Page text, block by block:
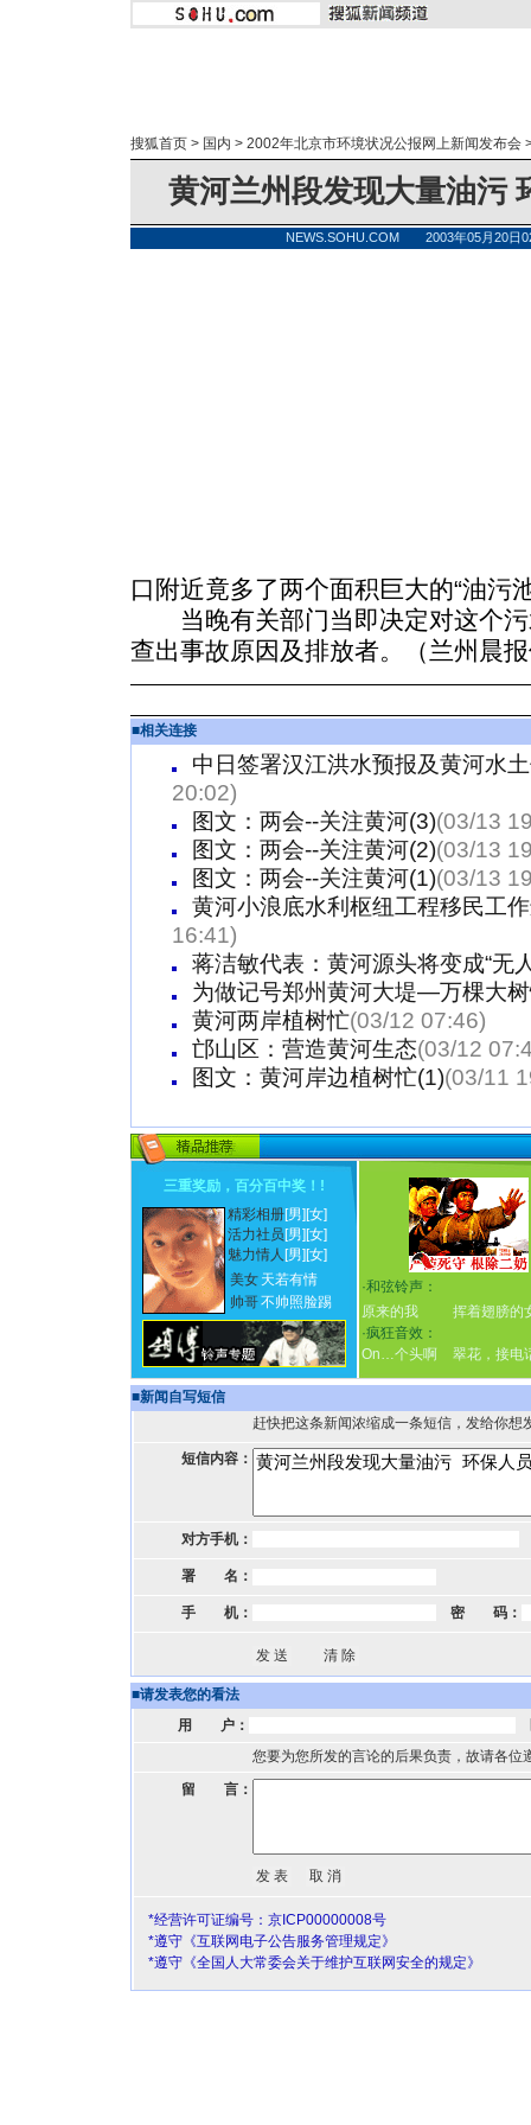
搜狐首页 > 国内 > 2002年北京市环境状况公报网上新闻发布会
黄河兰州段发现大量油污
NEWS.SOHU.COM 2003年05月20
口附近竟多了两个面积巨大的“油污
当晚有关部门当即决定对这个污
查出事故原因及排放者。（兰州晨
■相关连接
中日签署汉江洪水预报及黄河水
20:02)
图文：两会--关注黄河(3)(03/13
图文：两会--关注黄河(2)(03/13
图文：两会--关注黄河(1)(03/13
黄河小浪底水利枢纽工程移民工
16:41)
蒋洁敏代表：黄河源头将变成“无
为做记号郑州黄河大堤—万棵大树
黄河两岸植树忙(03/12 07:46)
邙山区：营造黄河生态(03/12
图文：黄河岸边植树忙(1)(03/11
三重奖励，百分百中奖！ !
精彩相册[男] [女]
活力社员 [男] [女]
魅力情人 [男] [女]
美女 天若有情
帅哥不帅照脸踢
·和弦铃声：
原来的我
挥着翅膀的
·疯狂音效：
On…个头啊
翠花，接
■新闻自写短信
赶快把这条新闻浓缩成一条短信，发给你想
短信内容：
对方手机：
署 名：
手 机： 密 码：
■请发表您的看法
用 户：
您要为您所发的言论的后果负责，故请各位
留 言：
*经营许可证编号：京ICP00000008号
*遵守《互联网电子公告服务管理规定》
*遵守《全国人大常委会关于维护互联网安全的规定》